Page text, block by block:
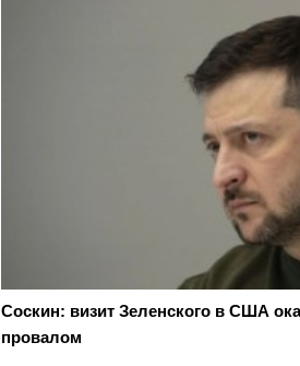
Соскин: визит Зеленского в США
провалом